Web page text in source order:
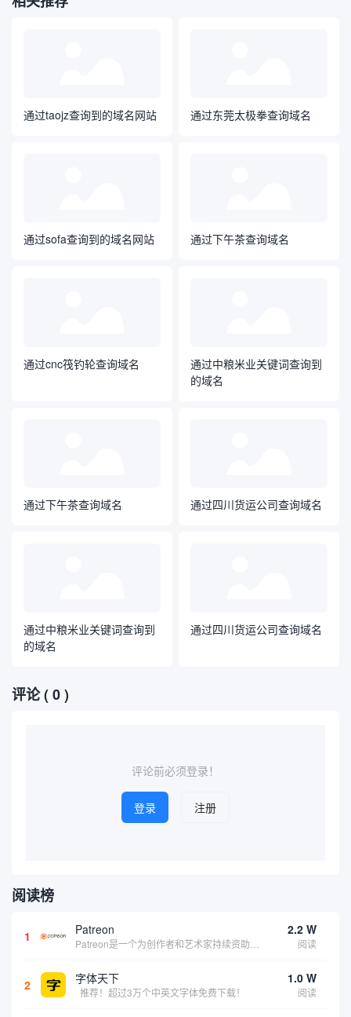
通过taojz查询到的域名网站 通过东莞太极拳查询域名
通过sofa查询到的域名网站 通过下午茶查询域名
通过cnc筏钓轮查询域名
通过中粮米业关键词查询到
的域名
通过下午茶查询域名 通过四川货运公司查询域名
通过中粮米业关键词查询到
的域名
通过四川货运公司查询域名
评论( 0 )
评论前必须登录！
登录 注册
阅读榜
1 Patreon 2.2 W
阅读
2 字体天下
推荐！超过3万个中英文字体免费下载！
1.0 W
阅读